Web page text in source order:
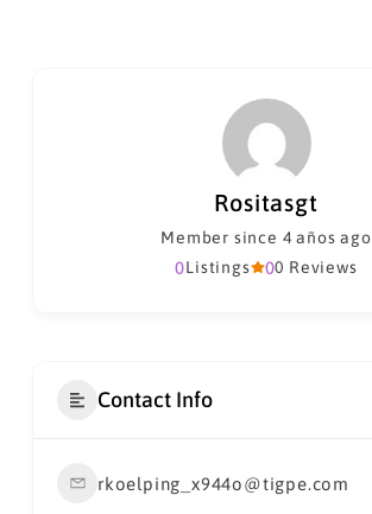
Rositasgt
Member since 4 años ago
00 Reviews
0Listings
Contact Info
rkoelping_x944o@tigpe.com